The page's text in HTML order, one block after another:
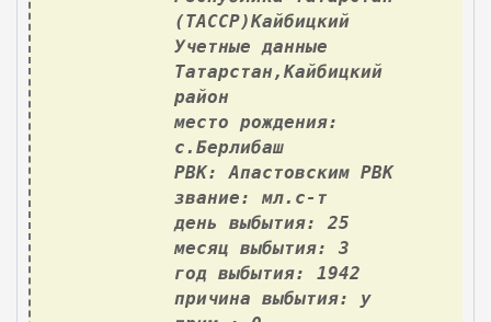
(ТАССР)Кайбицкий
Учетные данные
Татарстан,Кайбицкий
район
место рождения:
с.Берлибаш
РВК: Апастовским РВК
звание: мл.с-т
день выбытия: 25
месяц выбытия: 3
год выбытия: 1942
причина выбытия: у